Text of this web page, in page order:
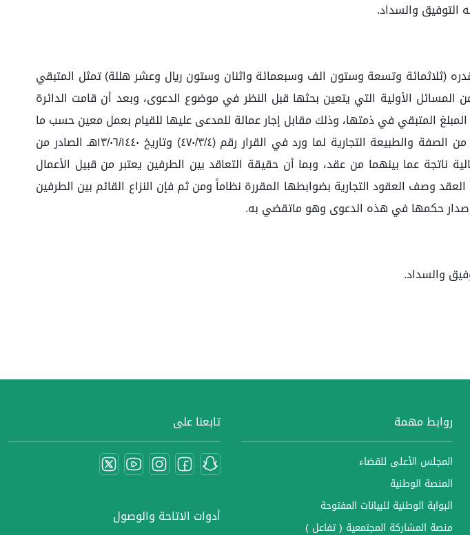
(ثلاثمائة وتسعة وستون الف وسبعمائة واثنان وستون ريال وعشر هللة) تمثل المتبقي
الأولية التي يتعين بحثها قبل النظر في موضوع الدعوى، وبعد أن قامت الدائرة
المتبقي في ذمتها، وذلك مقابل إجار عمالة للمدعى عليها للقيام بعمل معين حسب ما
تم الاتفاق عليه بين الطرفين، وحيث إن هذا العمل يعتبر من الأعمال الخدمية التي تخلو من الصفة والطبيعة التجارية لما ورد في القرار رقم (٤٧٠/٣/٤) وتاريخ ١٣/٠٦/١٤٤٠هـ الصادر من
ناتجة عما بينهما من عقد، وبما أن حقيقة التعاقد بين الطرفين يعتبر من قبيل الأعمال
وصف العقود التجارية بضوابطها المقررة نظاماً ومن ثم فإن النزاع القائم بين الطرفين
إصدار حكمها في هذه الدعوى وهو ماتقضي به.
والسداد.
روابط مهمة
المجلس الأعلى للقضاء
المنصة الوطنية
البوابة الوطنية للبيانات المفتوحة
منصة المشاركة المجتمعية ( تفاعل )
تابعنا على
أدوات الاتاحة والوصول